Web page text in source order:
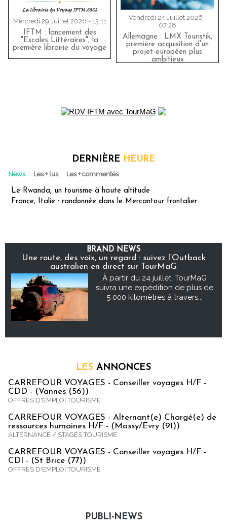
Mercredi 29 Juillet 2026 - 13:11
IFTM : lancement des
"Escales Littéraires", la
première librairie du voyage
Vendredi 24 Juillet 2026 -
07:28
Allemagne : LMX Touristik,
première acquisition d'un
projet européen plus
ambitieux
DERNIÈRE HEURE
News Les + lus Les + commentés
Le Rwanda, un tourisme à haute altitude
France, Italie : randonnée dans le Mercantour frontalier
BRAND NEWS
Une route, des voix, un regard : suivez l’Outback
australien en direct sur TourMaG
À partir du 24 juillet, TourMaG
suivra une expédition de plus de
5 000 kilomètres à travers...
LES ANNONCES
CARREFOUR VOYAGES - Conseiller voyages H/F -
CDD - (Vannes (56))
OFFRES D'EMPLOI TOURISME
CARREFOUR VOYAGES - Alternant(e) Chargé(e) de
ressources humaines H/F - (Massy/Evry (91))
ALTERNANCE / STAGES TOURISME
CARREFOUR VOYAGES - Conseiller voyages H/F -
CDI - (St Brice (77))
OFFRES D'EMPLOI TOURISME
PUBLI-NEWS